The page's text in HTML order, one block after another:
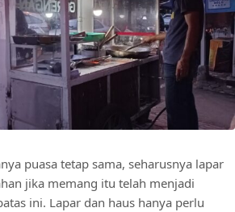
puasa tetap sama, seharusnya lapar
jika memang itu telah menjadi
ini. Lapar dan haus hanya perlu